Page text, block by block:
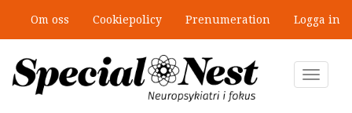
huvudinnehåll
Om oss Cookiepolicy Prenumeration Logga in
Toggle
”Jobbet gick bra – just därför togs
stödet bort”